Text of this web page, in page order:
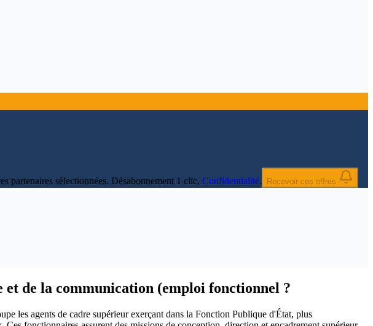
partenaires sélectionnées. Désabonnement 1 clic. Confidentialité. Recevoir ces offres
de la communication (emploi fonctionnel ?
les agents de cadre supérieur exerçant dans la Fonction Publique d'État, plus